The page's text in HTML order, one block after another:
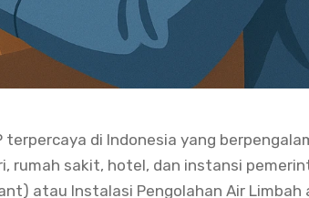
di Indonesia yang
sakit, hotel, dan instansi
atau Instalasi Pengolahan Air